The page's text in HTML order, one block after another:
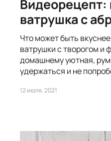
Видеорецепт:
ватрушка с
Что может быть
ватрушки с творогом и
домашнему уютная,
удержаться и не
12 июля, 2021